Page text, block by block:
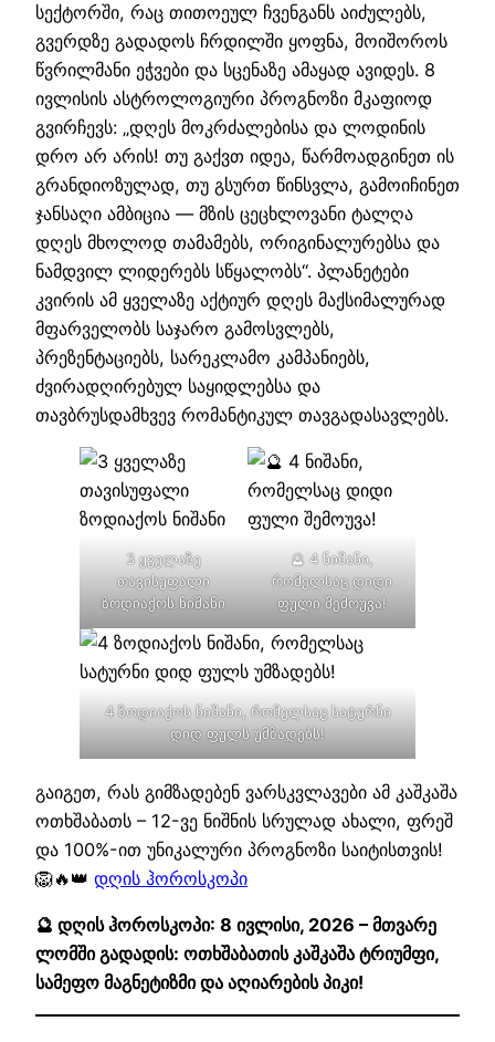
სექტორში, რაც თითოეულ ჩვენგანს აიძულებს,
გვერდზე გადადოს ჩრდილში ყოფნა, მოიშოროს
წვრილმანი ეჭვები და სცენაზე ამაყად ავიდეს. 8
ივლისის ასტროლოგიური პროგნოზი მკაფიოდ
გვირჩევს: „დღეს მოკრძალებისა და ლოდინის
დრო არ არის! თუ გაქვთ იდეა, წარმოადგინეთ ის
გრანდიოზულად, თუ გსურთ წინსვლა, გამოიჩინეთ
ჯანსაღი ამბიცია — მზის ცეცხლოვანი ტალღა
დღეს მხოლოდ თამამებს, ორიგინალურებსა და
ნამდვილ ლიდერებს სწყალობს“. პლანეტები
კვირის ამ ყველაზე აქტიურ დღეს მაქსიმალურად
მფარველობს საჯარო გამოსვლებს,
პრეზენტაციებს, სარეკლამო კამპანიებს,
ძვირადღირებულ საყიდლებსა და
თავბრუსდამხვევ რომანტიკულ თავგადასავლებს.
3 ყველაზე
თავისუფალი
ზოდიაქოს ნიშანი
🔮 4 ნიშანი,
რომელსაც დიდი
ფული შემოუვა!
4 ზოდიაქოს ნიშანი, რომელსაც სატურნი
დიდ ფულს უმზადებს!
გაიგეთ, რას გიმზადებენ ვარსკვლავები ამ კაშკაშა
ოთხშაბათს – 12-ვე ნიშნის სრულად ახალი, ფრეშ
და 100%-ით უნიკალური პროგნოზი საიტისთვის!
🦁🔥👑 დღის ჰოროსკოპი
🔮 დღის ჰოროსკოპი: 8 ივლისი, 2026 – მთვარე
ლომში გადადის: ოთხშაბათის კაშკაშა ტრიუმფი,
სამეფო მაგნეტიზმი და აღიარების პიკი!